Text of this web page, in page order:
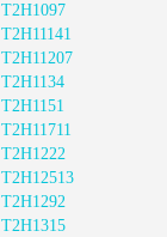
T2H1097
T2H11141
T2H11207
T2H1134
T2H1151
T2H11711
T2H1222
T2H12513
T2H1292
T2H1315